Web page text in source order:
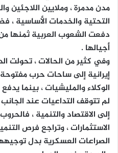
مدن مدمرة ، وملايين اللاجئين
التحتية والخدمات الأساسية ،
دفعت الشعوب العربية ثمنها
أجيالها .
وفي كثير من الحالات ، تحولت
إيرانية إلى ساحات حرب مفتوحة
الوكلاء والمليشيات ، بينما
لم تتوقف التداعيات عند
إلى الاقتصاد والتنمية ،
الاستثمارات ، وتراجع فرص
الصراعات العسكرية بدل